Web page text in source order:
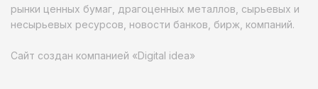
рынки ценных бумаг, драгоценных металлов, сырьевых и
несырьевых ресурсов, новости банков, бирж, компаний.
Сайт создан компанией «Digital idea»